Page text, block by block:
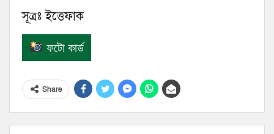
সূত্রঃ ইত্তেফাক
ফটো কার্ড
Share